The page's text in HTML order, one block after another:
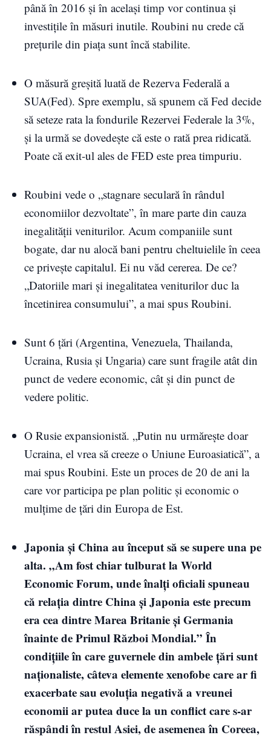
până în 2016 şi în acelaşi timp vor continua şi
investiţile în măsuri inutile. Roubini nu crede că
preţurile din piaţa sunt încă stabilite.
O măsură greşită luată de Rezerva Federală a
SUA(Fed). Spre exemplu, să spunem că Fed decide
să seteze rata la fondurile Rezervei Federale la 3%,
şi la urmă se dovedeşte că este o rată prea ridicată.
Poate că exit-ul ales de FED este prea timpuriu.
Roubini vede o „stagnare seculară în rândul
economiilor dezvoltate”, în mare parte din cauza
inegalităţii veniturilor. Acum companiile sunt
bogate, dar nu alocă bani pentru cheltuielile în ceea
ce priveşte capitalul. Ei nu văd cererea. De ce?
„Datoriile mari şi inegalitatea veniturilor duc la
încetinirea consumului”, a mai spus Roubini.
Sunt 6 ţări (Argentina, Venezuela, Thailanda,
Ucraina, Rusia şi Ungaria) care sunt fragile atât din
punct de vedere economic, cât şi din punct de
vedere politic.
O Rusie expansionistă. „Putin nu urmăreşte doar
Ucraina, el vrea să creeze o Uniune Euroasiatică”, a
mai spus Roubini. Este un proces de 20 de ani la
care vor participa pe plan politic şi economic o
mulţime de ţări din Europa de Est.
Japonia şi China au început să se supere una pe
alta. „Am fost chiar tulburat la World
Economic Forum, unde înalţi oficiali spuneau
că relaţia dintre China şi Japonia este precum
era cea dintre Marea Britanie şi Germania
înainte de Primul Război Mondial.” În
condiţiile în care guvernele din ambele ţări sunt
naţionaliste, câteva elemente xenofobe care ar fi
exacerbate sau evoluţia negativă a vreunei
economii ar putea duce la un conflict care s-ar
răspândi în restul Asiei, de asemenea în Coreea,